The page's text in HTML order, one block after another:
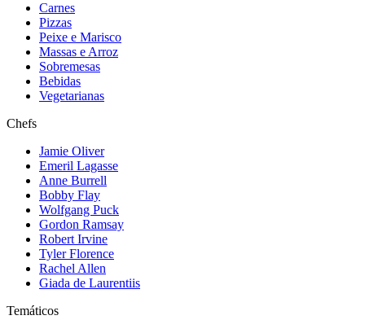
Carnes
Pizzas
Peixe e Marisco
Massas e Arroz
Sobremesas
Bebidas
Vegetarianas
Chefs
Jamie Oliver
Emeril Lagasse
Anne Burrell
Bobby Flay
Wolfgang Puck
Gordon Ramsay
Robert Irvine
Tyler Florence
Rachel Allen
Giada de Laurentiis
Temáticos